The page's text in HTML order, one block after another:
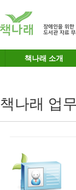
책나래 소개
책나래 업무